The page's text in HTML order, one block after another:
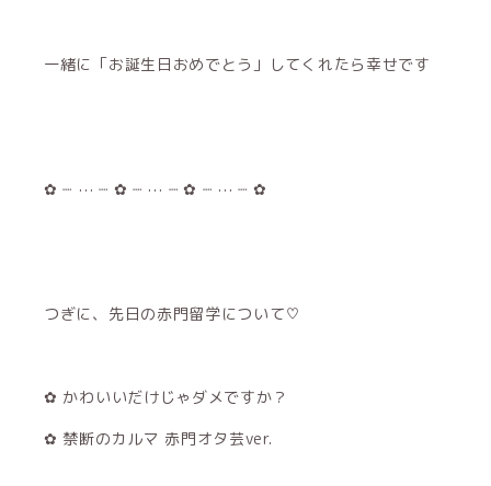
一緒に「お誕生日おめでとう」してくれたら幸せです
✿ ┈ ‪⋯ ┈ ‪✿ ┈ ‪⋯ ┈ ‪✿ ┈ ⋯ ┈‪ ✿
つぎに、先日の赤門留学について♡
✿ かわいいだけじゃダメですか？
✿ 禁断のカルマ 赤門オタ芸ver.